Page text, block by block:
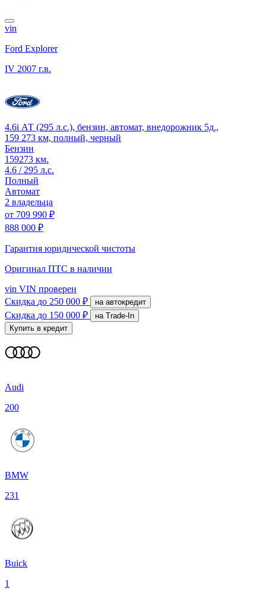
vin
Ford Explorer
IV 2007 г.в.
4.6i АТ (295 л.с.), бензин, автомат, внедорожник 5д.,
159 273 км, полный, черный
Бензин
159273 км.
4.6 / 295 л.с.
Полный
Автомат
2 владельца
от 709 990 ₽
888 000 ₽
Гарантия юридической чистоты
Оригинал ПТС в наличии
vin VIN проверен
Скидка до 250 000 ₽ на автокредит
Скидка до 150 000 ₽
на Trade-In
Купить в кредит
Audi
200
BMW
231
Buick
1